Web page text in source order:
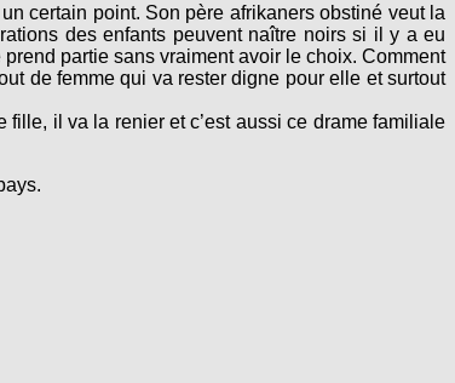
certain point. Son père afrikaners obstiné veut la
des enfants peuvent naître noirs si il y a eu
partie sans vraiment avoir le choix. Comment
de femme qui va rester digne pour elle et surtout
fille, il va la renier et c’est aussi ce drame familiale